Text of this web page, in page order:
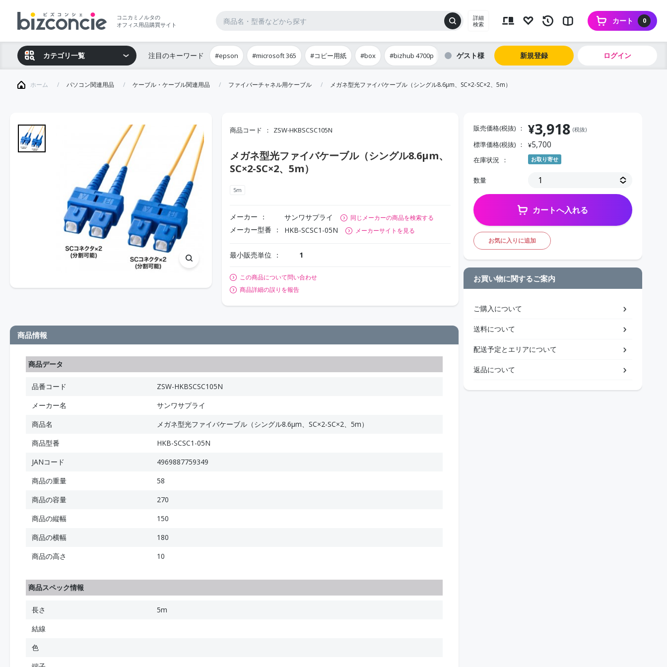
コニカミノルタの
オフィス用品購買サイト
詳細
検索
0
カート
カテゴリ一覧 注目のキーワード #epson #microsoft 365 #コピー用紙 #box #bizhub 4700p ゲスト 新規登録 ログイン
ホーム パソコン関連用品 ケーブル・ケーブル関連用品 ファイバーチャネル用ケーブル メガネ型光ファイバケーブル（シングル8.6μm、SC×2-SC×2、5m）
商品コード ZSW-HKBSCSC105N
メガネ型光ファイバケーブル（シングル8.6μm、
SC×2-SC×2、5m）
5m
メーカー サンワサプライ 同じメーカーの商品を検索する
メーカー型番 HKB-SCSC1-05N メーカーサイトを見る
最小販売単位 1
この商品について問い合わせ
商品詳細の誤りを報告
商品情報
商品データ
品番コード
ZSW-HKBSCSC105N
メーカー名
サンワサプライ
商品名
メガネ型光ファイバケーブル（シングル8.6μm、SC×2-SC×2、5m）
商品型番
HKB-SCSC1-05N
JANコード
4969887759349
商品の重量
58
商品の容量
270
商品の縦幅
150
商品の横幅
180
商品の高さ
10
商品スペック情報
長さ
5m
結線
色
販売価格(税抜) ¥3,918 (税抜)
標準価格(税抜) ¥5,700
在庫状況 お取り寄せ
数量
カートへ入れる
お気に入りに追加
お買い物に関するご案内
ご購入について
送料について
配送予定とエリアについて
返品について